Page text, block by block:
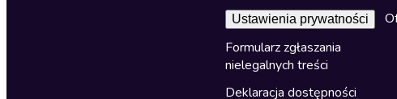
Ustawienia prywatności
Formularz zgłaszania
nielegalnych treści
Deklaracja dostępności